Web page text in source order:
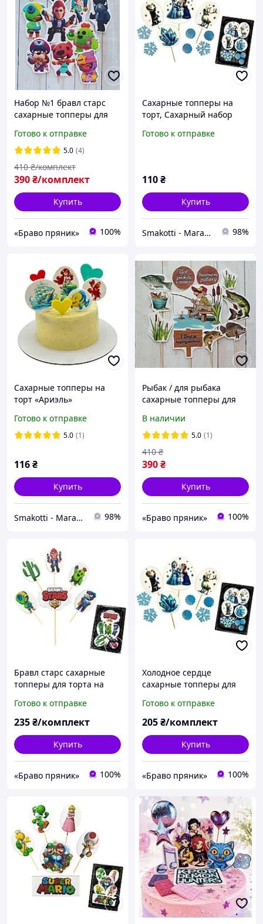
Набор №1 бравл старс
сахарные топперы для
большой набор
Готово к отправке
5.0 (4)
390₴/комплект
410 ₴/комплект
Купить
«Браво пряник» 100%
Сахарные топперы на
торт, Сахарный набор
Украшения для торта
Готово к отправке
110₴
Купить
Smakotti - Магазин кондитерских ингредиентов 98%
Сахарные топперы на
торт «Ариэль»
Готово к отправке
5.0 (1)
116₴
Купить
Smakotti - Магазин кондитерских ингредиентов 98%
Рыбак / для рыбака
сахарные топперы для
большой набор топеры
для мужчины
В наличии
5.0 (1)
390₴
410 ₴
Купить
«Браво пряник» 100%
Бравл старс сахарные
топперы для торта на
Slado
Готово к отправке
235₴/комплект
Купить
«Браво пряник» 100%
Холодное сердце
сахарные топперы для
Готово к отправке
205₴/комплект
Купить
«Браво пряник» 100%